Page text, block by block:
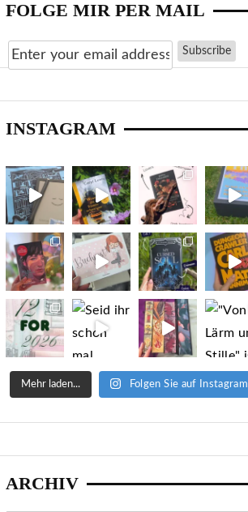
FOLGE MIR PER MAIL
INSTAGRAM
Mehr laden... Folgen Sie auf Instagram
ARCHIV